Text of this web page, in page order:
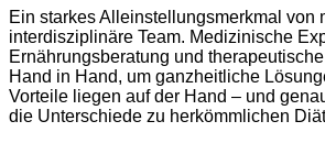
Ein starkes Alleinstellungsmerkmal von
interdisziplinäre Team. Medizinische
Ernährungsberatung und
Hand in Hand, um ganzheitliche
Vorteile liegen auf der Hand – und
die Unterschiede zu herkömmlichen